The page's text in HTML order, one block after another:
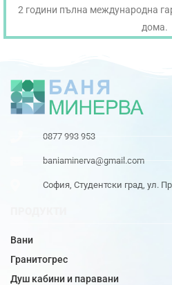
2 години пълна международна
дома.
0877 993 953
baniaminerva@gmail.com
София, Студентски град, ул.
Вани
Гранитогрес
Душ кабини и паравани